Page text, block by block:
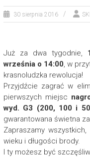
30 sierpnia 2016
Już za dwa tygodnie,
września o 14:00, w
krasnoludzka rewolucja!
Przyjdźcie zagrać w
pierwszych miejsc
wyd. G3 (200, 100 i
gwarantowana świetna
Zapraszamy
wieku i długości brody.
I ty możesz być